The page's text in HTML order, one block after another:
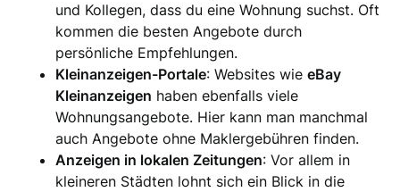
und Kollegen, dass du eine Wohnung suchst. Oft
kommen die besten Angebote durch
persönliche Empfehlungen.
Kleinanzeigen-Portale: Websites wieeBay
Kleinanzeigen haben ebenfalls viele
Wohnungsangebote. Hier kann man manchmal
auch Angebote ohne Maklergebühren finden.
Anzeigen in lokalen Zeitungen: Vor allem in
kleineren Städten lohnt sich ein Blick in die